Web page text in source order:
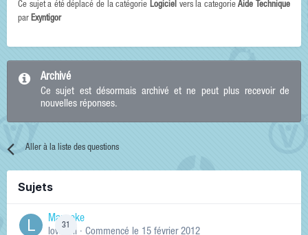
Ce sujet a été déplacé de la catégorie Logicielvers la categorieAide Technique
par Exyntigor
Archivé
Ce sujet est désormais archivé et ne peut plus recevoir de
nouvelles réponses.
Aller à la liste des questions
Sujets
31
Manneke
lowskill · Commencé le 15 février 2012